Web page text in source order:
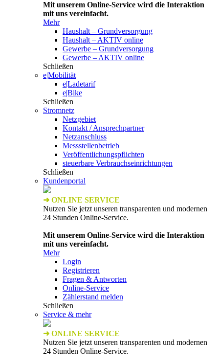
Mit unserem Online-Service wird die Interaktion
mit uns vereinfacht.
Mehr
Haushalt – Grundversorgung
Haushalt – AKTIV online
Gewerbe – Grundversorgung
Gewerbe – AKTIV online
Schließen
e|Mobilität
e|Ladetarif
e|Bike
Schließen
Stromnetz
Netzgebiet
Kontakt / Ansprechpartner
Netzanschluss
Messstellenbetrieb
Veröffentlichungspflichten
steuerbare Verbrauchseinrichtungen
Schließen
Kundenportal
➜ ONLINE SERVICE
Nutzen Sie jetzt unseren transparenten und modernen
24 Stunden Online-Service.
Mit unserem Online-Service wird die Interaktion
mit uns vereinfacht.
Mehr
Login
Registrieren
Fragen & Antworten
Online-Service
Zählerstand melden
Schließen
Service & mehr
➜ ONLINE SERVICE
Nutzen Sie jetzt unseren transparenten und modernen
24 Stunden Online-Service.